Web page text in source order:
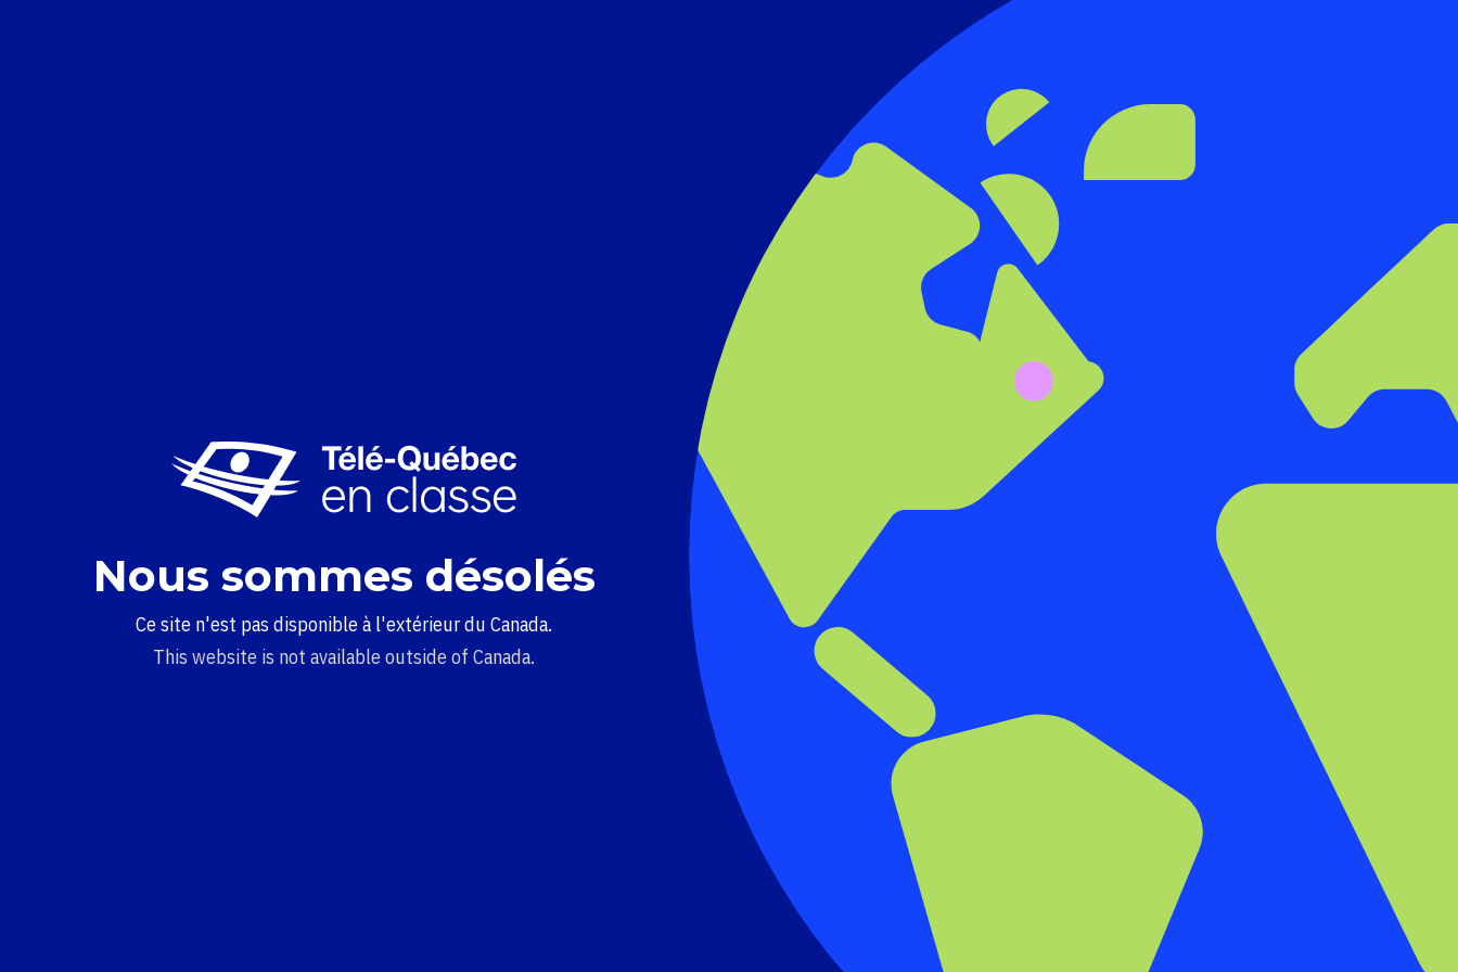
Nous sommes désolés
Ce site n'est pas disponible à l'extérieur du Canada.
This website is not available outside of Canada.